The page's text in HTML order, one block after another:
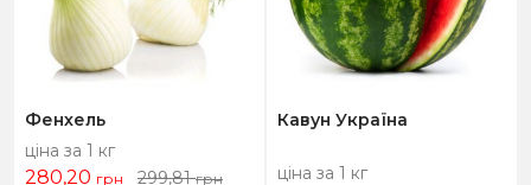
Фенхель
ціна за 1 кг
280,20 грн 299,81грн
Кавун Україна
ціна за 1 кг